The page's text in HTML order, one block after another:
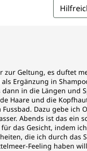
zur Geltung, es duftet
Ergänzung in
in die Längen und
Haare und die
Dazu gebe ich
Abends ist das ein
das Gesicht, indem
die ich durch das
Feeling haben